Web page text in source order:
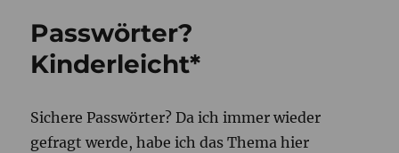
Passwörter?
Kinderleicht*
Sichere Passwörter? Da ich immer wieder
gefragt werde, habe ich das Thema hier